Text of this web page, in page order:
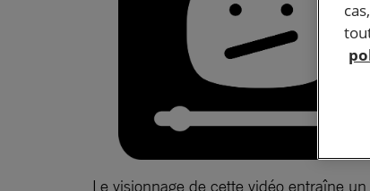
Le visionnage de cette vidéo entraîne